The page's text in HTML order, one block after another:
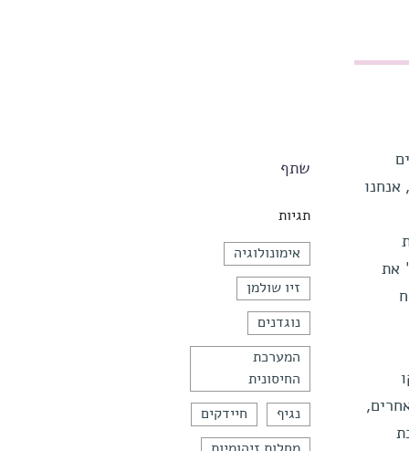
שתף
תגיות
אימונולוגיה
זיו שולמן
נוגדנים
המערכת
החיסונית
נגיף חיידקים
את